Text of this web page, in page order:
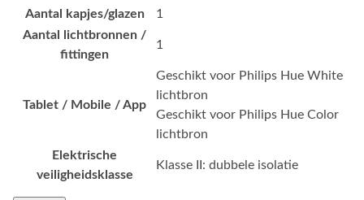
Aantal kapjes/glazen
1
Aantal lichtbronnen /
fittingen
1
Tablet / Mobile / App
Geschikt voor Philips Hue White
lichtbron
Geschikt voor Philips Hue Color
lichtbron
Elektrische
veiligheidsklasse
Klasse II: dubbele isolatie